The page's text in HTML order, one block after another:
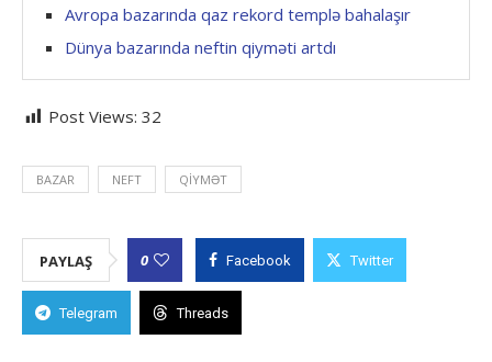
Avropa bazarında qaz rekord templə bahalaşır
Dünya bazarında neftin qiyməti artdı
Post Views: 32
BAZAR NEFT QIYMƏT
PAYLAŞ 0 Facebook Twitter
Telegram Threads